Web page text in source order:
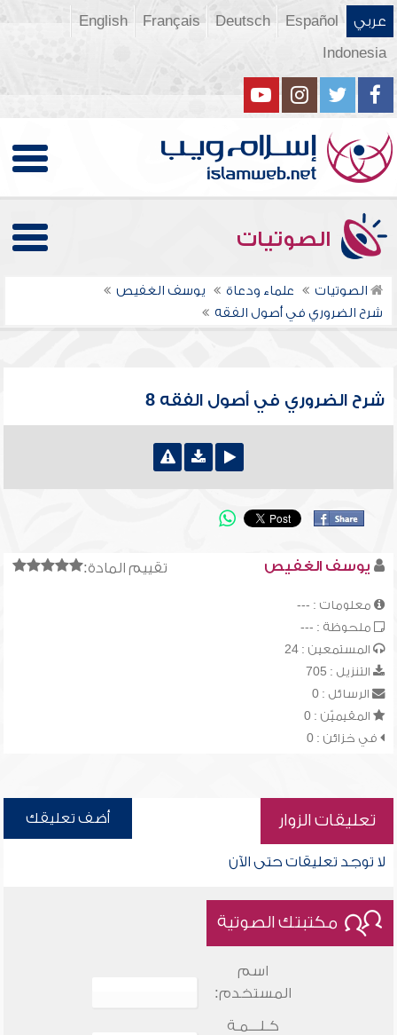
عربي Español
Deutsch
Français
English
Indonesia
الصوتيات
الصوتيات علماء ودعاة
يوسف الغفيص
شرح الضروري في أصول الفقه
شرح الضروري في أصول الفقه 8
تقييم المادة: يوسف الغفيص
معلومات : ---
ملحوظة : ---
المستمعين : 24
التنزيل : 705
الرسائل : 0
المقيميّن : 0
في خزائن : 0
تعليقات الزوار أضف تعليقك
لا توجد تعليقات حتى الآن
مكتبتك الصوتية
اسم
المستخدم:
كـلـــمـة